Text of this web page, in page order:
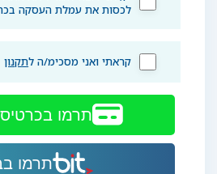
לכסות את עמלת העסקה
קראתי ואני מסכימ/ה לתקנון
תרמו
תרמו